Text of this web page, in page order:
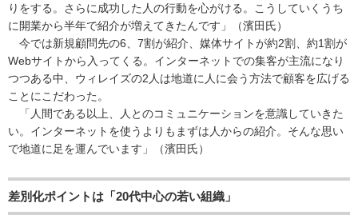
りをする。さらに成功した人の行動を心がける。こうしていくうち
に開業から半年で紹介が増えてきたんです」（濱田氏）
今では新規顧問先の6、7割が紹介、媒体サイトが約2割、約1割が
Webサイトから入ってくる。インターネットでの集客が主流になり
つつある中、ウィレイズの2人は地道に人に会う方法で顧客を広げる
ことにこだわった。
「人間である以上、人とのコミュニケーションを意識していきた
い。インターネットを使うよりもまずは人からの紹介。そんな思い
で地道に足を運んでいます」（濱田氏）
差別化ポイントは「20代中心の若い組織」